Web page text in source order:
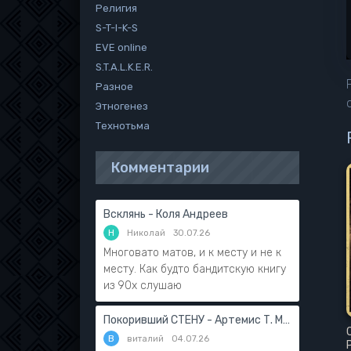
Религия
S-T-I-K-S
EVE online
S.T.A.L.K.E.R.
Разное
Этногенез
Технотьма
Комментарии
Всклянь - Коля Андреев
Н Николай 30.07.26
Многовато матов, и к месту и не к
месту. Как будто бандитскую книгу
из 90х слушаю
Покоривший СТЕНУ - Артемис Т. Мантикор
В виталий 04.07.26